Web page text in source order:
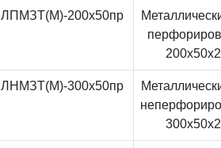
ЛПМЗТ(М)-200x50пр
ЛНМЗТ(М)-300x50пр